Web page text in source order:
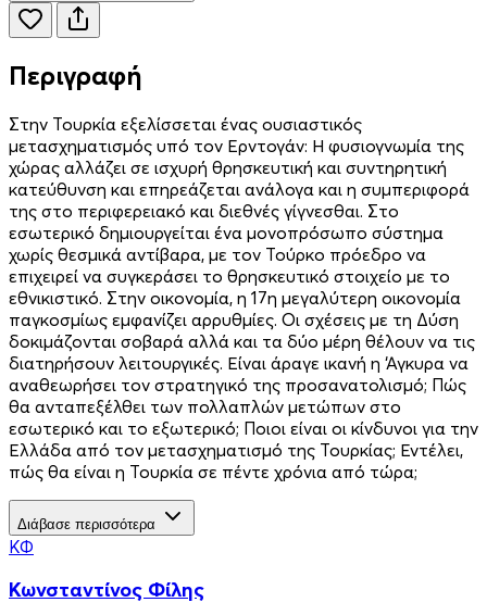
Περιγραφή
Στην Τουρκία εξελίσσεται ένας ουσιαστικός
µετασχηµατισµός υπό τον Ερντογάν: Η φυσιογνωµία της
χώρας αλλάζει σε ισχυρή θρησκευτική και συντηρητική
κατεύθυνση και επηρεάζεται ανάλογα και η συμπεριφορά
της στο περιφερειακό και διεθνές γίγνεσθαι. Στο
εσωτερικό δηµιουργείται ένα µονοπρόσωπο σύστηµα
χωρίς θεσµικά αντίβαρα, µε τον Τούρκο πρόεδρο να
επιχειρεί να συγκεράσει το θρησκευτικό στοιχείο µε το
εθνικιστικό. Στην οικονοµία, η 17η µεγαλύτερη οικονοµία
παγκοσµίως εµφανίζει αρρυθµίες. Οι σχέσεις µε τη Δύση
δοκιµάζονται σοβαρά αλλά και τα δύο µέρη θέλουν να τις
διατηρήσουν λειτουργικές. Είναι άραγε ικανή η ‘Αγκυρα να
αναθεωρήσει τον στρατηγικό της προσανατολισµό; Πώς
θα ανταπεξέλθει των πολλαπλών µετώπων στο
εσωτερικό και το εξωτερικό; Ποιοι είναι οι κίνδυνοι για την
Ελλάδα από τον µετασχηµατισµό της Τουρκίας; Εντέλει,
πώς θα είναι η Τουρκία σε πέντε χρόνια από τώρα;
Διάβασε περισσότερα
ΚΦ
Κωνσταντίνος Φίλης